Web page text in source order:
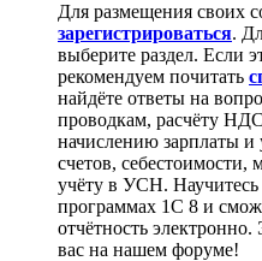
Для размещения своих
зарегистрироваться.
выберите раздел. Если
рекомендуем почитать
найдёте ответы на
проводкам, расчёту
начислению зарплаты
счетов, себестоимости,
учёту в УСН. Научитесь
программах 1С 8 и
отчётность
вас на нашем форуме!